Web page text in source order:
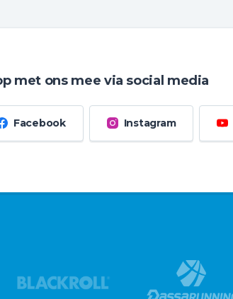
met ons mee via social media
Facebook Instagram